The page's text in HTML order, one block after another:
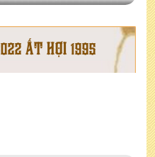
ẤT HỢI 1995